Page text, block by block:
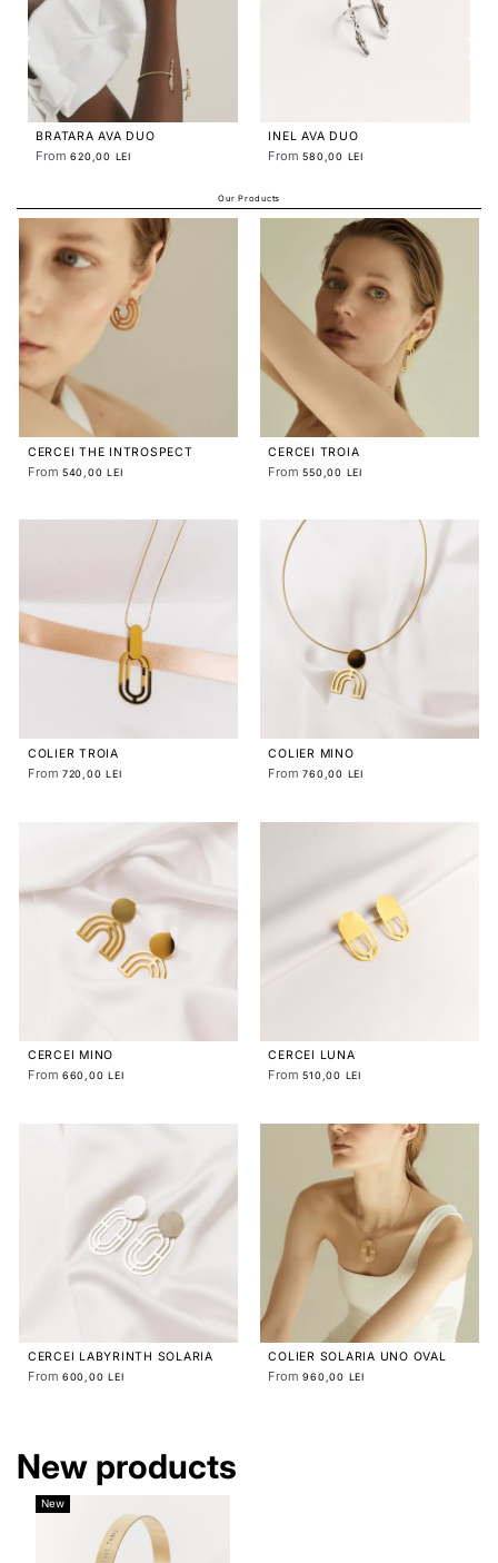
BRATARA AVA DUO
From620,00 LEI
INEL AVA DUO
From580,00 LEI
Our Products
CERCEI THE INTROSPECT
CIRCLE
From 540,00 LEI
CERCEI TROIA
From550,00 LEI
COLIER TROIA
From 720,00 LEI
COLIER MINO
From760,00 LEI
CERCEI MINO
From 660,00 LEI
CERCEI LUNA
From510,00 LEI
CERCEI LABYRINTH SOLARIA
From 600,00 LEI
COLIER SOLARIA UNO OVAL
From960,00 LEI
New products
New